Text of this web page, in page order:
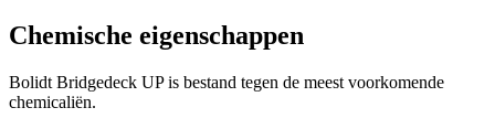
Chemische eigenschappen
Bolidt Bridgedeck UP is bestand tegen de meest voorkomende
chemicaliën.